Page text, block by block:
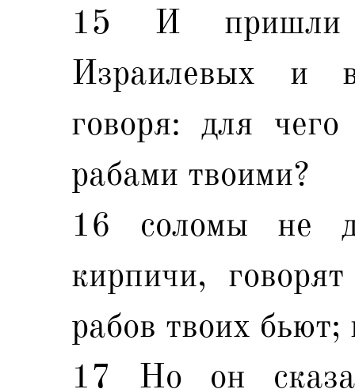
15 И пришли
Израилевых и
говоря: для
рабами твоими?
16 соломы не
кирпичи,
рабов твоих
17 Но он